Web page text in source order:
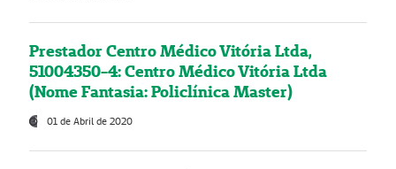
Prestador Centro Médico Vitória Ltda,
51004350-4: Centro Médico Vitória Ltda
(Nome Fantasia: Policlínica Master)
01 de Abril de 2020